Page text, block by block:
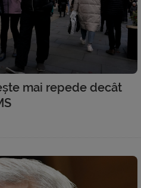
mai repede decât